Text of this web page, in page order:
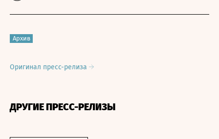
Архив
Оригинал пресс-релиза
ДРУГИЕ ПРЕСС-РЕЛИЗЫ